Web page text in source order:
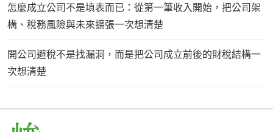
怎麼成立公司不是填表而已：從第一筆收入開始，把公司架
構、稅務風險與未來擴張一次想清楚
開公司避稅不是找漏洞，而是把公司成立前後的財稅結構一
次想清楚